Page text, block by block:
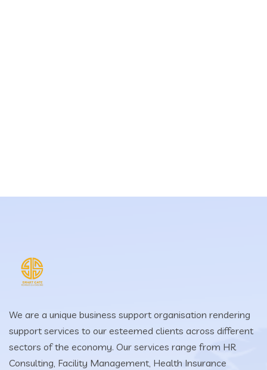
We are a unique business support organisation rendering
support services to our esteemed clients across different
sectors of the economy. Our services range from HR
Consulting, Facility Management, Health Insurance